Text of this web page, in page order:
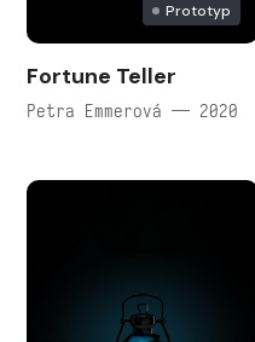
Prototyp
Fortune Teller
Petra Emmerová — 2020